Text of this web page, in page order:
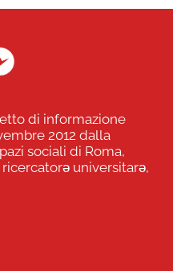
di informazione
2012 dalla
sociali di Roma,
universitarə,